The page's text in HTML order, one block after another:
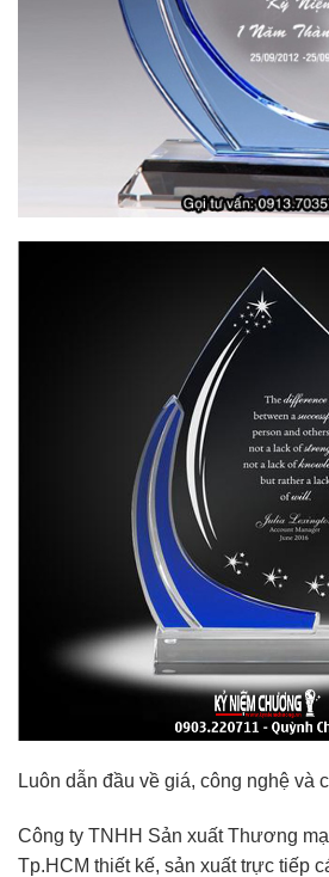
Luôn dẫn đầu về giá, công nghệ và
Công ty TNHH Sản xuất Thương
Tp.HCM thiết kế, sản xuất trực tiếp